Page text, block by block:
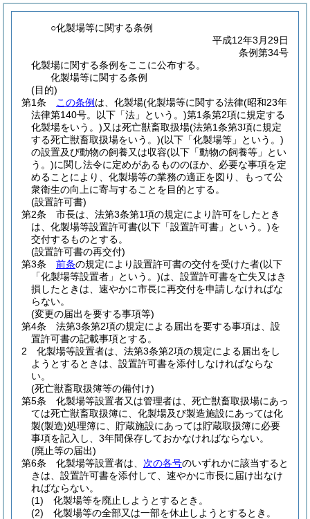
○化製場等に関する条例
平成12年3月29日
条例第34号
化製場に関する条例をここに公布する。
化製場等に関する条例
(目的)
第1条
この条例 は、化製場(化製場等に関する法律(昭和23年
法律第140号。以下「法」という。)第1条第2項に規定する
化製場をいう。)又は死亡獣畜取扱場(法第1条第3項に規定
する死亡獣畜取扱場をいう。)(以下「化製場等」という。)
の設置及び動物の飼養又は収容(以下「動物の飼養等」とい
う。)に関し法令に定めがあるもののほか、必要な事項を定
めることにより、化製場等の業務の適正を図り、もって公
衆衛生の向上に寄与することを目的とする。
(設置許可書)
第2条
市長は、法第3条第1項の規定により許可をしたとき
は、化製場等設置許可書(以下「設置許可書」という。)を
交付するものとする。
(設置許可書の再交付)
第3条
前条の規定により設置許可書の交付を受けた者(以下
「化製場等設置者」という。)は、設置許可書を亡失又はき
損したときは、速やかに市長に再交付を申請しなければな
らない。
(変更の届出を要する事項等)
第4条
法第3条第2項の規定による届出を要する事項は、設
置許可書の記載事項とする。
2
化製場等設置者は、法第3条第2項の規定による届出をし
ようとするときは、設置許可書を添付しなければならな
い。
(死亡獣畜取扱簿等の備付け)
第5条
化製場等設置者又は管理者は、死亡獣畜取扱場にあっ
ては死亡獣畜取扱簿に、化製場及び製造施設にあっては化
製(製造)処理簿に、貯蔵施設にあっては貯蔵取扱簿に必要
事項を記入し、3年間保存しておかなければならない。
(廃止等の届出)
第6条
化製場等設置者は、 次の各号のいずれかに該当すると
きは、設置許可書を添付して、速やかに市長に届け出なけ
ればならない。
(1)
化製場等を廃止しようとするとき。
(2)
化製場等の全部又は一部を休止しようとするとき。